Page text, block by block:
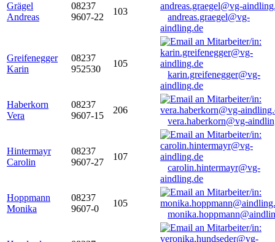
Grägel
Andreas
08237
9607-22
103
andreas.graegel@vg-
aindling.de
Greifenegger
Karin
08237
952530
105
karin.greifenegger@vg-
aindling.de
Haberkorn
Vera
08237
9607-15
206
vera.haberkorn@vg-
Hintermayr
Carolin
08237
9607-27
107
carolin.hintermayr@vg-
aindling.de
Hoppmann
Monika
08237
9607-0
105